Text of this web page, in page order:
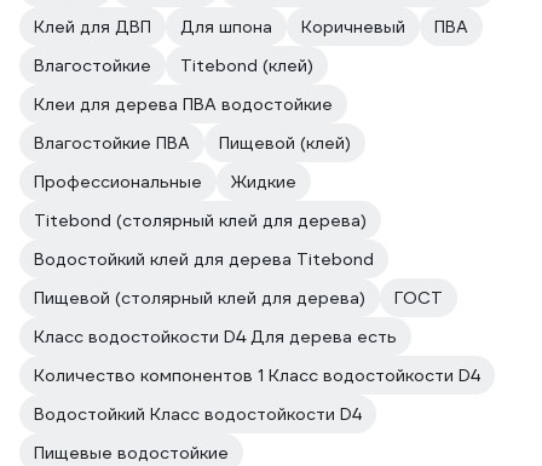
Клей для ДВП
Для шпона Коричневый
ПВА
Влагостойкие
Titebond (клей)
Клеи для дерева ПВА водостойкие
Влагостойкие ПВА
Пищевой (клей)
Профессиональные
Жидкие
Titebond (столярный клей для дерева)
Водостойкий клей для дерева Titebond
Пищевой (столярный клей для дерева)
ГОСТ
Класс водостойкости D4 Для дерева есть
Количество компонентов 1 Класс водостойкости D4
Водостойкий Класс водостойкости D4
Пищевые водостойкие